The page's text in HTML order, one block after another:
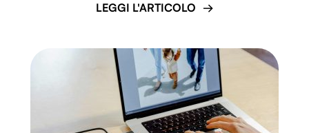
LEGGI L'ARTICOLO